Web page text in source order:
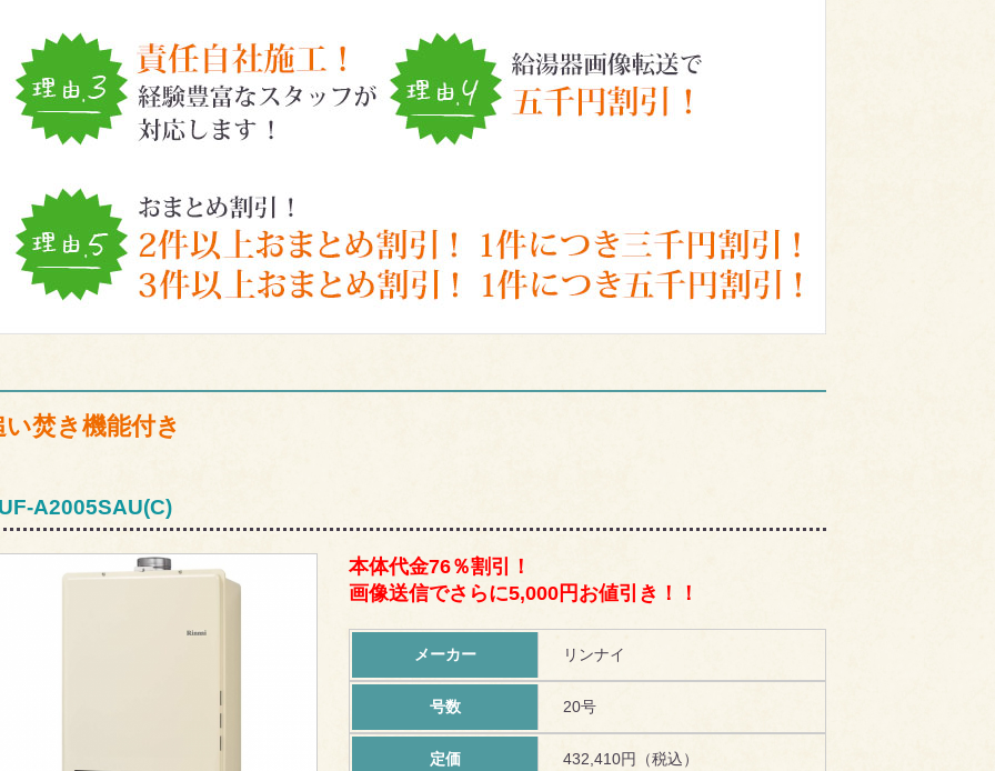
い焚き機能付き
A2005SAU(C)
本体代金76％割引！
画像送信でさらに5,000円お値引き！！
メーカー リンナイ
号数 20号
定価 432,410円（税込）